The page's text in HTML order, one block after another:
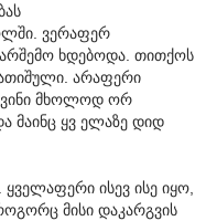
ვერაფერ
ხდებოდა. თითქოს
არაფერი
მხოლოდ ორ
მაინც ყვ ელაზე დიდ
ისევ ისე იყო,
მისი დაკარგვის